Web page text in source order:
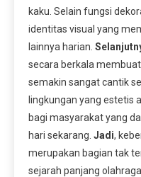
kaku. Selain fungsi
identitas visual yang
lainnya harian.
secara berkala
semakin sangat cantik
lingkungan yang estetis
bagi masyarakat yang
hari sekarang. Jadi,
merupakan bagian tak
sejarah panjang